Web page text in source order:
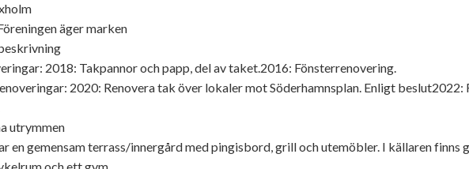
äger marken
2018: Takpannor och papp, del av taket.2016: Fönsterrenovering.
2020: Renovera tak över lokaler mot Söderhamnsplan. Enligt beslut2022:
utrymmen
en gemensam terrass/innergård med pingisbord, grill och utemöbler. I källaren finns